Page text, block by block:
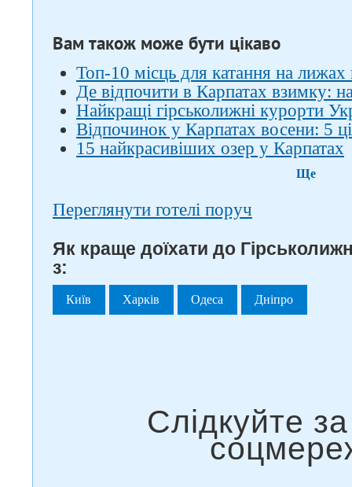
Вам також може бути цікаво
Топ-10 місць для катання на лижах
Де відпочити в Карпатах взимку:
Найкращі гірськолижні курорти
Відпочинок у Карпатах восени: 5
15 найкрасивіших озер у Карпатах
Ще
Переглянути готелі поруч
Як краще доїхати до
з:
Київ Харків Одеса Дніпро